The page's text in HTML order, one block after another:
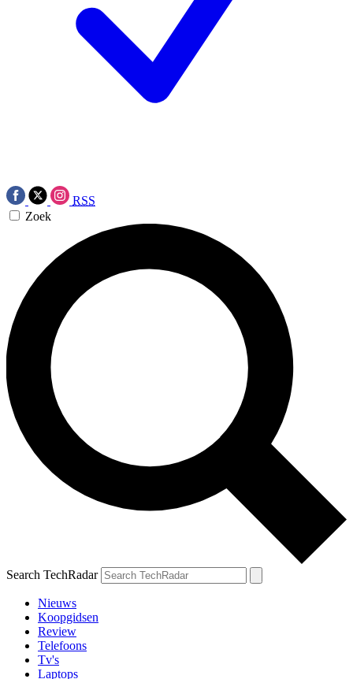
RSS
Zoek
Search TechRadar
Nieuws
Koopgidsen
Review
Telefoons
Tv's
Laptops